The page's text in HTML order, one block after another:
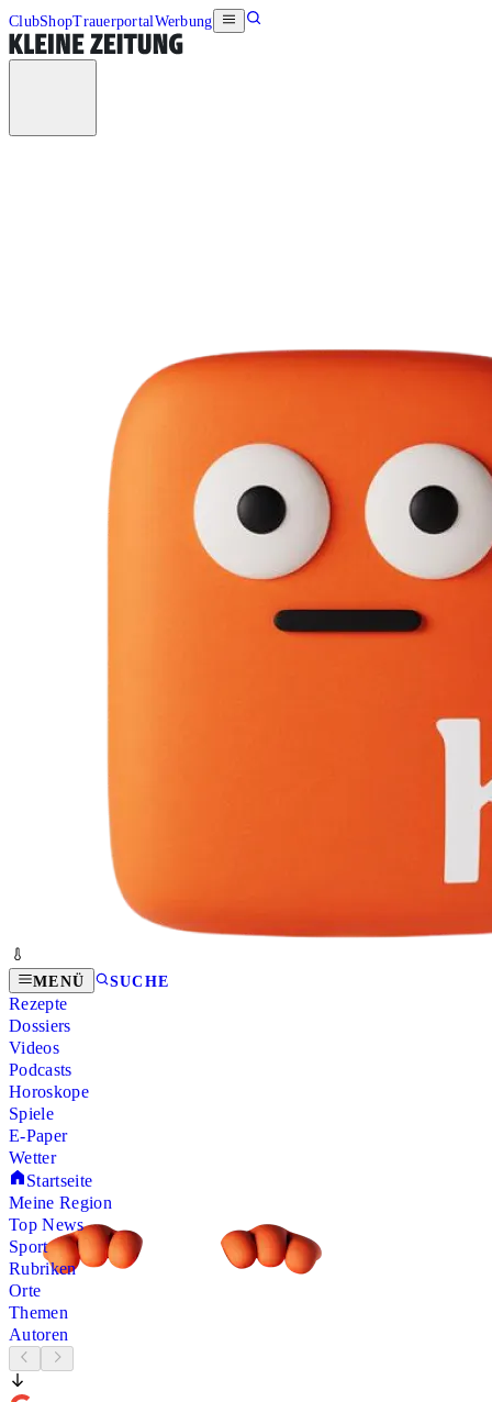
ClubShopTrauerportalWerbung
MENÜ SUCHE
Rezepte
Dossiers
Videos
Podcasts
Horoskope
Spiele
E-Paper
Wetter
Startseite
Meine Region
Top News
Sport
Rubriken
Orte
Themen
Autoren